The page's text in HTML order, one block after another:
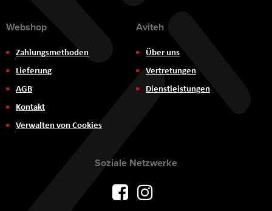
Webshop
Zahlungsmethoden
Lieferung
AGB
Kontakt
Verwalten von Cookies
Aviteh
Über uns
Vertretungen
Dienstleistungen
Soziale Netzwerke